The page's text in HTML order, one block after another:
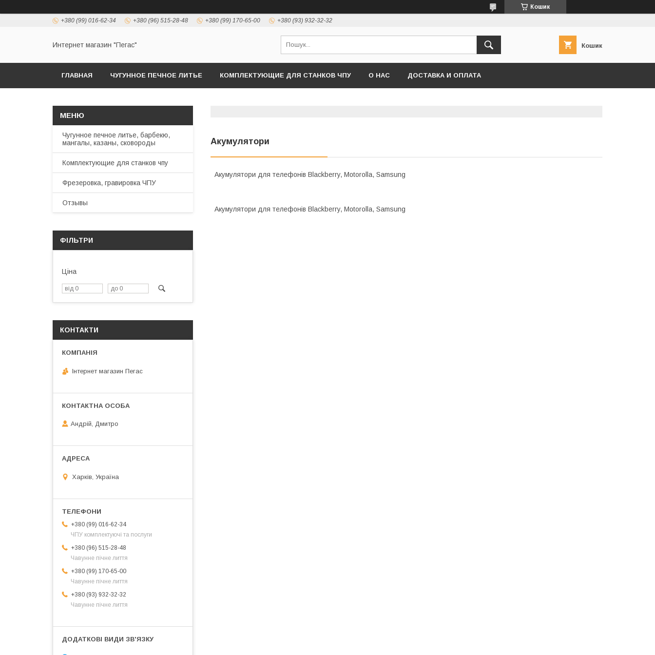
Кошик
+380 (99) 016-62-34 +380 (96) 515-28-48 +380 (99) 170-65-00 +380 (93) 932-32-32
Интернет магазин "Пегас" Кошик
ГЛАВНАЯ ЧУГУННОЕ ПЕЧНОЕ ЛИТЬЕ КОМПЛЕКТУЮЩИЕ ДЛЯ СТАНКОВ ЧПУ О НАС ДОСТАВКА И ОПЛАТА
Акумулятори
Акумулятори для телефонів Blackberry, Motorolla, Samsung
Акумулятори для телефонів Blackberry, Motorolla, Samsung
Чугунное печное литье, барбекю,
мангалы, казаны, сковороды
Комплектующие для станков чпу
Фрезеровка, гравировка ЧПУ
Отзывы
ФІЛЬТРИ
Ціна
КОНТАКТИ
Інтернет магазин Пегас
Андрій, Дмитро
Харків, Україна
+380 (99) 016-62-34
ЧПУ комплектуючі та послуги
+380 (96) 515-28-48
Чавунне пічне лиття
+380 (99) 170-65-00
Чавунне пічне лиття
+380 (93) 932-32-32
Чавунне пічне лиття